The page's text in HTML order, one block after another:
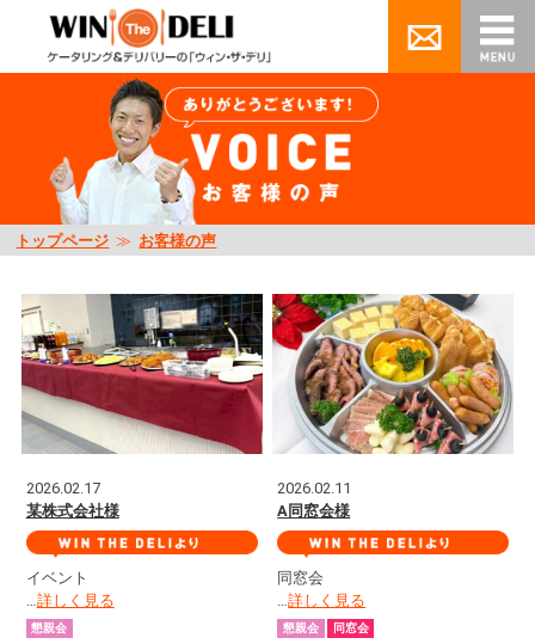
トップページ ≫ お客様の声
2026.02.17
某株式会社様
イベント
詳しく見る
懇親会
2026.02.11
A同窓会様
同窓会
…詳しく見る
懇親会 同窓会